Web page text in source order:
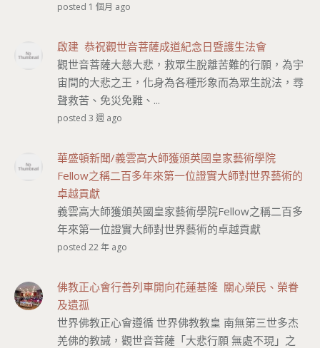
posted 1 個月 ago
啟建 恭祝觀世音菩薩成道紀念日暨護生法會
觀世音菩薩大慈大悲，救眾生脫離苦難的行願，為宇
宙間的大悲之王，化身為各種形象而為眾生說法，尋
聲救苦、免災免難、...
posted 3 週 ago
華盛頓新聞/義雲高大師獲頒英國皇家藝術學院
Fellow之稱二百多年來第一位證實大師對世界藝術的
卓越貢獻
義雲高大師獲頒英國皇家藝術學院Fellow之稱二百多
年來第一位證實大師對世界藝術的卓越貢獻
posted 22 年 ago
佛教正心會行善列車開向花蓮基隆 關心榮民、榮眷
及遺孤
世界佛教正心會遵循 世界佛教教皇 南無第三世多杰
羌佛的教誡，觀世音菩薩「大悲行願 無處不現」之